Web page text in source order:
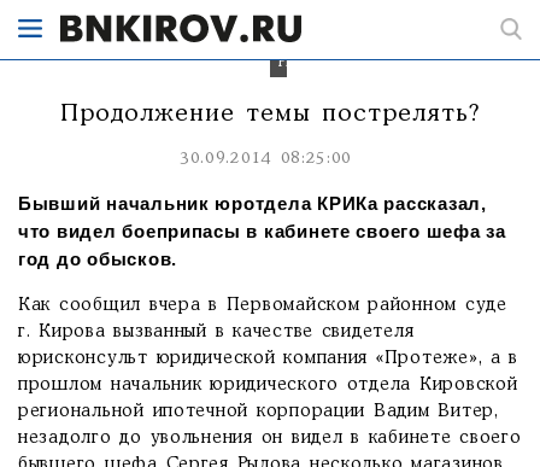
Сергея
Рылова.
Продолжение темы пострелять?
30.09.2014 08:25:00
Бывший начальник юротдела КРИКа рассказал,
что видел боеприпасы в кабинете своего шефа за
год до обысков.
Как сообщил вчера в Первомайском районном суде
г. Кирова вызванный в качестве свидетеля
юрисконсульт юридической компания «Протеже», а в
прошлом начальник юридического отдела Кировской
региональной ипотечной корпорации Вадим Витер,
незадолго до увольнения он видел в кабинете своего